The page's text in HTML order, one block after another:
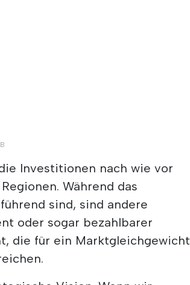
Investitionen nach wie vor
Während das
sind, sind andere
oder sogar bezahlbarer
die für ein Marktgleichgewicht